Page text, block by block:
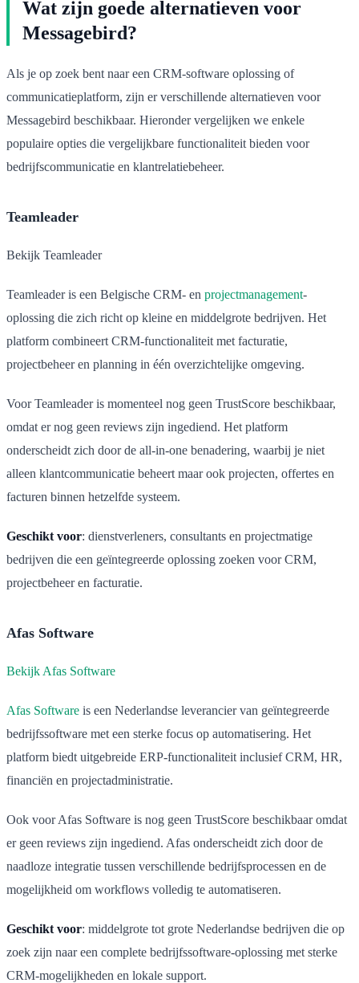
Wat zijn goede alternatieven voor
Messagebird?
Als je op zoek bent naar een CRM-software oplossing of
communicatieplatform, zijn er verschillende alternatieven voor
Messagebird beschikbaar. Hieronder vergelijken we enkele
populaire opties die vergelijkbare functionaliteit bieden voor
bedrijfscommunicatie en klantrelatiebeheer.
Teamleader
Bekijk Teamleader
Teamleader is een Belgische CRM- en projectmanagement-
oplossing die zich richt op kleine en middelgrote bedrijven. Het
platform combineert CRM-functionaliteit met facturatie,
projectbeheer en planning in één overzichtelijke omgeving.
Voor Teamleader is momenteel nog geen TrustScore beschikbaar,
omdat er nog geen reviews zijn ingediend. Het platform
onderscheidt zich door de all-in-one benadering, waarbij je niet
alleen klantcommunicatie beheert maar ook projecten, offertes en
facturen binnen hetzelfde systeem.
Geschikt voor: dienstverleners, consultants en projectmatige
bedrijven die een geïntegreerde oplossing zoeken voor CRM,
projectbeheer en facturatie.
Afas Software
Bekijk Afas Software
Afas Software is een Nederlandse leverancier van geïntegreerde
bedrijfssoftware met een sterke focus op automatisering. Het
platform biedt uitgebreide ERP-functionaliteit inclusief CRM, HR,
financiën en projectadministratie.
Ook voor Afas Software is nog geen TrustScore beschikbaar omdat
er geen reviews zijn ingediend. Afas onderscheidt zich door de
naadloze integratie tussen verschillende bedrijfsprocessen en de
mogelijkheid om workflows volledig te automatiseren.
Geschikt voor: middelgrote tot grote Nederlandse bedrijven die op
zoek zijn naar een complete bedrijfssoftware-oplossing met sterke
CRM-mogelijkheden en lokale support.